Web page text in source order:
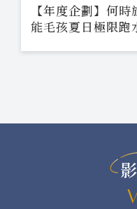
【年度企劃】何
能毛孩夏日極限跑